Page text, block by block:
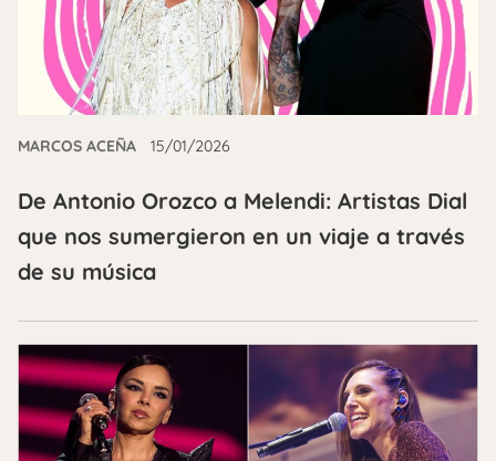
MARCOS ACEÑA 15/01/2026
De Antonio Orozco a Melendi: Artistas Dial
que nos sumergieron en un viaje a través
de su música